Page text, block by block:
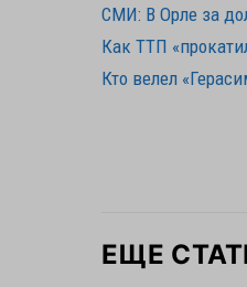
СМИ: В Орле за
Как ТТП
Кто велел
ЕЩЕ